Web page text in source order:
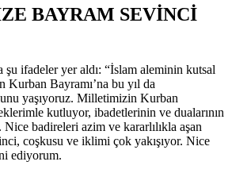
BAYRAM SEVİNCİ
şu ifadeler yer aldı: “İslam aleminin kutsal
Kurban Bayramı’na bu yıl da
yaşıyoruz. Milletimizin Kurban
kutluyor, ibadetlerinin ve dualarının
badireleri azim ve kararlılıkla aşan
coşkusu ve iklimi çok yakışıyor. Nice
ediyorum.